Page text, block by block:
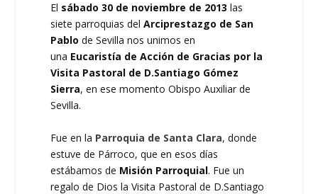
El sábado 30 de noviembre de 2013 las
siete parroquias delArciprestazgo de San
Pablo de Sevilla nos unimos en
una Eucaristía de Acción de Gracias por la
Visita Pastoral de D.Santiago Gómez
Sierra, en ese momento Obispo Auxiliar de
Sevilla.
Fue en la Parroquia de Santa Clara, donde
estuve de Párroco, que en esos días
estábamos de Misión Parroquial. Fue un
regalo de Dios la Visita Pastoral de D.Santiago